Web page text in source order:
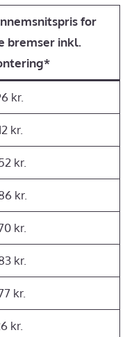
for
bremser inkl.
kr.
kr.
kr.
kr.
kr.
kr.
kr.
kr.